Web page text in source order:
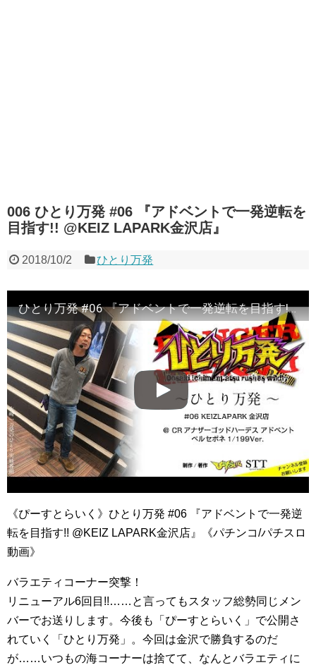
006 ひとり万発 #06 『アドベントで一発逆転を
目指す!! @KEIZ LAPARK金沢店』
2018/10/2 ひとり万発
ひとり万発 #06 『アドベントで一発逆転を目指す!! @KEIZ LAPARK金沢店』《ぴーすとらいく》
《ぴーすとらいく》ひとり万発 #06 『アドベントで一発逆
転を目指す!! @KEIZ LAPARK金沢店』《パチンコ/パチスロ
動画》
バラエティコーナー突撃！
リニューアル6回目!!……と言ってもスタッフ総勢同じメン
バーでお送りします。今後も「ぴーすとらいく」で公開さ
れていく「ひとり万発」。今回は金沢で勝負するのだ
が……いつもの海コーナーは捨てて、なんとバラエティに